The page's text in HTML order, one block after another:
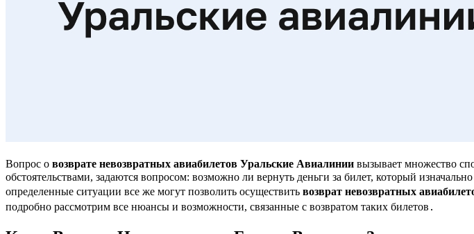
Вопрос о возврате невозвратных авиабилетов Уральские Авиалинии вызывает множество
обстоятельствами, задаются вопросом: возможно ли вернуть деньги за билет, который
определенные ситуации все же могут позволить осуществить возврат невозвратных
подробно рассмотрим все нюансы и возможности, связанные с возвратом таких билетов․